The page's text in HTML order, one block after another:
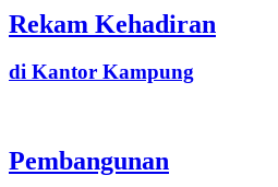
Rekam Kehadiran
di Kantor Kampung
Pembangunan